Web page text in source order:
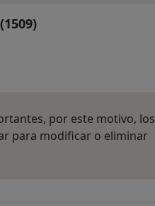
por este motivo, los
para modificar o eliminar